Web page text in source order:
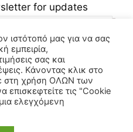
for updates
Wetravel.gr
ιστότοπό μας για να σας
εμπειρία,
σας και
Κάνοντας κλικ στο
στη χρήση ΟΛΩΝ των
επισκεφτείτε τις "Cookie
ελεγχόμενη